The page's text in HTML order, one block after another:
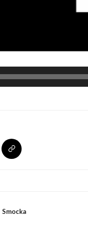
Smocka